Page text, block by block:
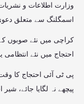
وزارت اطلاعات و نشریات
اسمگلنگ سے متعلق
کراچی میں نئے صوبوں
احتجاج میں نئے انتظامی
پی ٹی آئی احتجاج کا
پیچھے نہ لگایا جائے،